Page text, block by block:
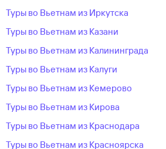
Туры во Вьетнам из Иркутска
Туры во Вьетнам из Казани
Туры во Вьетнам из Калининграда
Туры во Вьетнам из Калуги
Туры во Вьетнам из Кемерово
Туры во Вьетнам из Кирова
Туры во Вьетнам из Краснодара
Туры во Вьетнам из Красноярска